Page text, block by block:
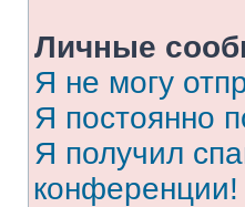
Личные
Я не могу
Я постоянно
Я получил
конференции!